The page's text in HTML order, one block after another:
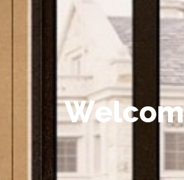
Welcom